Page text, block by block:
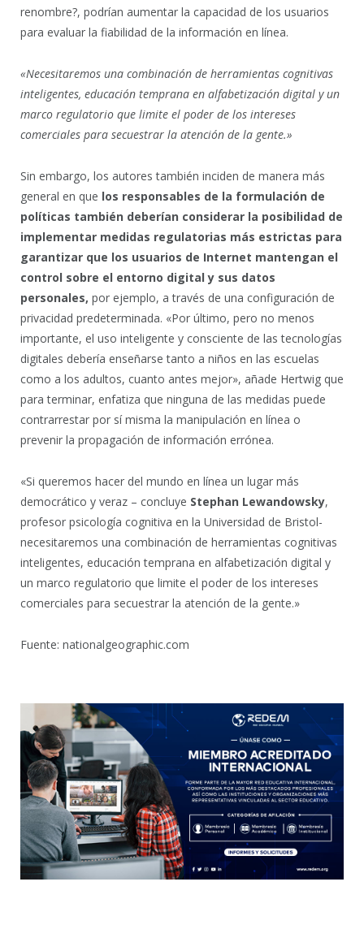
renombre?, podrían aumentar la capacidad de los usuarios
para evaluar la fiabilidad de la información en línea.
«Necesitaremos una combinación de herramientas cognitivas
inteligentes, educación temprana en alfabetización digital y un
marco regulatorio que limite el poder de los intereses
comerciales para secuestrar la atención de la gente.»
Sin embargo, los autores también inciden de manera más
general en que los responsables de la formulación de
políticas también deberían considerar la posibilidad de
implementar medidas regulatorias más estrictas para
garantizar que los usuarios de Internet mantengan el
control sobre el entorno digital y sus datos
personales, por ejemplo, a través de una configuración de
privacidad predeterminada. «Por último, pero no menos
importante, el uso inteligente y consciente de las tecnologías
digitales debería enseñarse tanto a niños en las escuelas
como a los adultos, cuanto antes mejor», añade Hertwig que
para terminar, enfatiza que ninguna de las medidas puede
contrarrestar por sí misma la manipulación en línea o
prevenir la propagación de información errónea.
«Si queremos hacer del mundo en línea un lugar más
democrático y veraz – concluye Stephan Lewandowsky,
profesor psicología cognitiva en la Universidad de Bristol-
necesitaremos una combinación de herramientas cognitivas
inteligentes, educación temprana en alfabetización digital y
un marco regulatorio que limite el poder de los intereses
comerciales para secuestrar la atención de la gente.»
Fuente: nationalgeographic.com